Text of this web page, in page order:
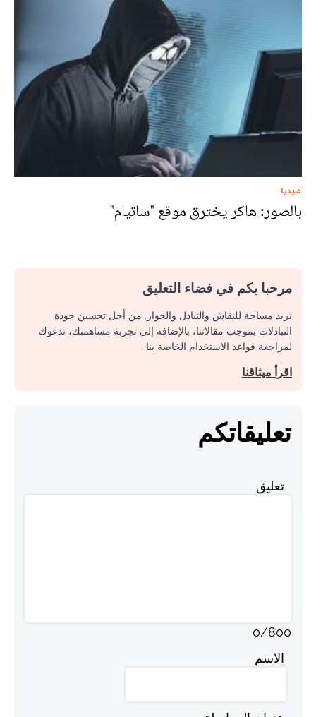
ميديا
بالصور: هاكر يخترق موقع "ساتيام"
مرحبا بكم في فضاء التعليق
نريد مساحة للنقاش والتبادل والحوار. من أجل تحسين جودة
التبادلات بموجب مقالاتنا، بالإضافة إلى تجربة مساهمتك، ندعوك
لمراجعة قواعد الاستخدام الخاصة بنا.
اقرأ ميثاقنا
تعليقاتكم
تعليق
0/800
الاسم